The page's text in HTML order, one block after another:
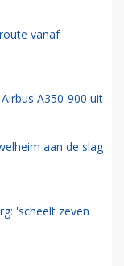
vanaf
A350-900 uit
aan de slag
'scheelt zeven